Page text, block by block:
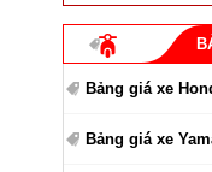
Bảng giá xe
Bảng giá xe